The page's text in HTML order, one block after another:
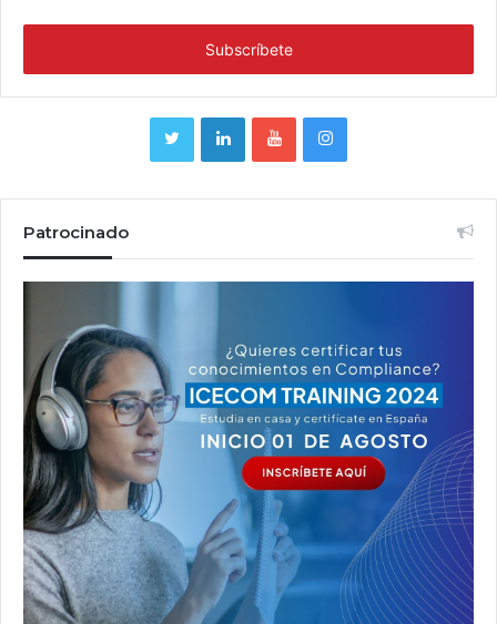
Patrocinado